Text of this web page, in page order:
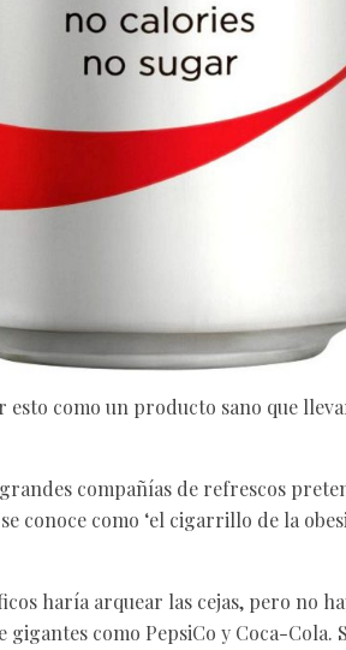
como un producto sano que
compañías de refrescos
conoce como ‘el cigarrillo de la
haría arquear las cejas, pero no
como PepsiCo y Coca-Cola.